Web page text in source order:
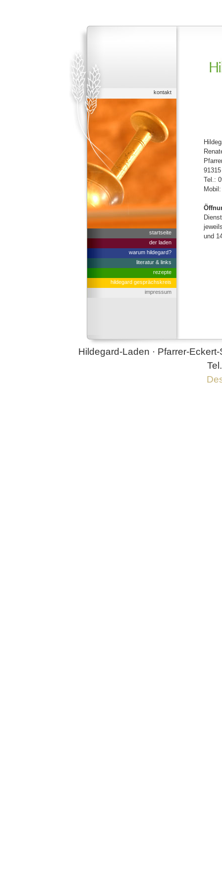
kontakt
startseite
der laden
warum hildegard?
literatur & links
rezepte
hildegard gesprächskreis
impressum
Tel.:
und
Hildegard-Laden · Pfarrer-